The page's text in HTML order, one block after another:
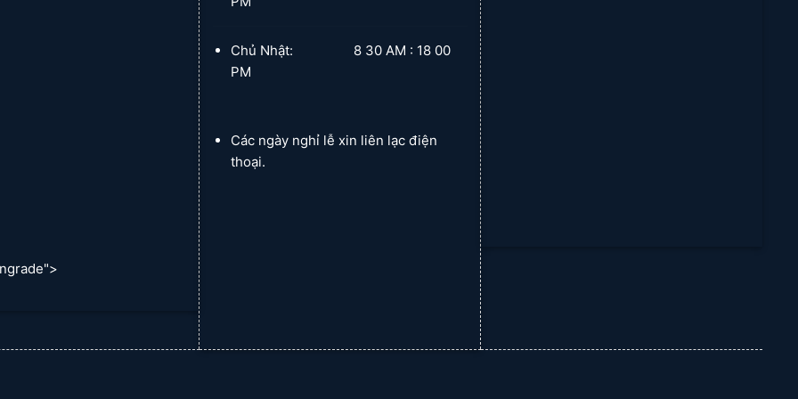
Chủ Nhật: 8 30 AM : 18 00
PM
Các ngày nghỉ lễ xin liên lạc điện
thoại.